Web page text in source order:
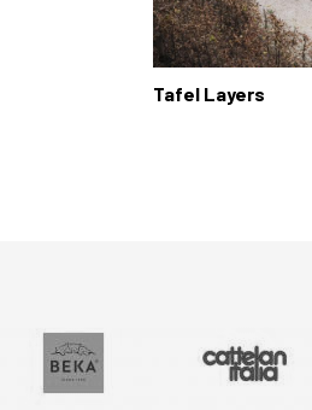
Tafel Layers